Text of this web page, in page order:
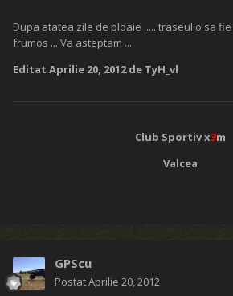
Dupa atatea zile de ploaie ..... traseul o sa
frumos ... Va asteptam ....
Editat Aprilie 20, 2012de TyH_vl
Club Sportiv x3m
Valcea
GPScu
PostatAprilie 20, 2012